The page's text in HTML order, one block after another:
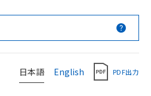
日本語 English PDF出力